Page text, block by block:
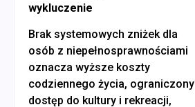
wykluczenie
Brak systemowych zniżek dla
osób z niepełnosprawnościami
oznacza wyższe koszty
codziennego życia, ograniczony
dostęp do kultury i rekreacji,